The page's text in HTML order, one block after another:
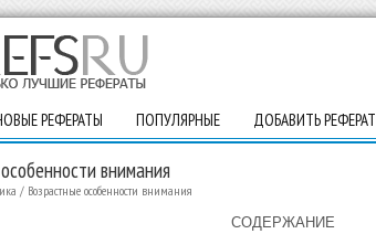
РЕФЕРАТЫ ПОПУЛЯРНЫЕ ДОБАВИТЬ РЕФЕРАТ
внимания
/ Возрастные особенности внимания
СОДЕРЖАНИЕ